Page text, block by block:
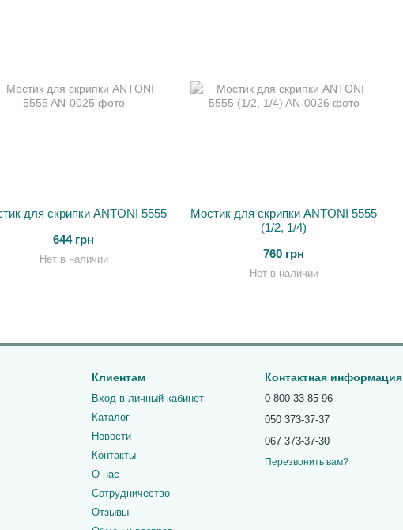
для скрипки ANTONI 5555
644 грн
Нет в наличии
Мостик для скрипки ANTONI 5555
(1/2, 1/4)
760 грн
Нет в наличии
Клиентам
Вход в личный кабинет
Каталог
Новости
Контакты
О нас
Сотрудничество
Отзывы
Контактная информация
0 800-33-85-96
050 373-37-37
067 373-37-30
Перезвонить вам?